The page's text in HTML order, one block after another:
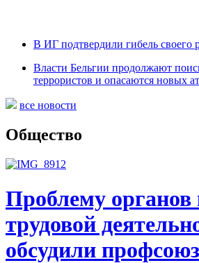
В ИГ подтвердили гибель своего
Власти Бельгии продолжают
террористов и опасаются новых
все новости
Общество
Проблему органов
трудовой
обсудили